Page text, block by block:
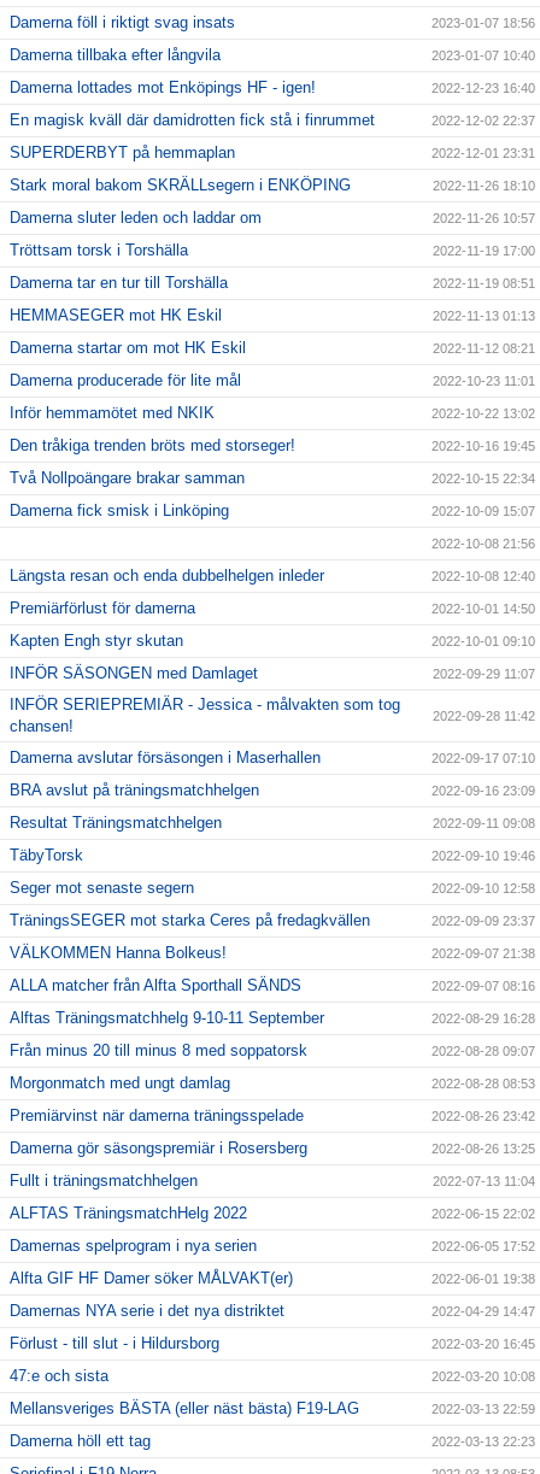
Damerna föll i riktigt svag insats 2023-01-07 18:56
Damerna tillbaka efter långvila 2023-01-07 10:40
Damerna lottades mot Enköpings HF - igen! 2022-12-23 16:40
En magisk kväll där damidrotten fick stå i finrummet 2022-12-02 22:37
SUPERDERBYT på hemmaplan 2022-12-01 23:31
Stark moral bakom SKRÄLLsegern i ENKÖPING 2022-11-26 18:10
Damerna sluter leden och laddar om 2022-11-26 10:57
Tröttsam torsk i Torshälla 2022-11-19 17:00
Damerna tar en tur till Torshälla 2022-11-19 08:51
HEMMASEGER mot HK Eskil 2022-11-13 01:13
Damerna startar om mot HK Eskil 2022-11-12 08:21
Damerna producerade för lite mål 2022-10-23 11:01
Inför hemmamötet med NKIK 2022-10-22 13:02
Den tråkiga trenden bröts med storseger! 2022-10-16 19:45
Två Nollpoängare brakar samman 2022-10-15 22:34
Damerna fick smisk i Linköping 2022-10-09 15:07
2022-10-08 21:56
Längsta resan och enda dubbelhelgen inleder 2022-10-08 12:40
Premiärförlust för damerna 2022-10-01 14:50
Kapten Engh styr skutan 2022-10-01 09:10
INFÖR SÄSONGEN med Damlaget 2022-09-29 11:07
INFÖR SERIEPREMIÄR - Jessica - målvakten som tog
chansen!
2022-09-28 11:42
Damerna avslutar försäsongen i Maserhallen 2022-09-17 07:10
BRA avslut på träningsmatchhelgen 2022-09-16 23:09
Resultat Träningsmatchhelgen 2022-09-11 09:08
TäbyTorsk 2022-09-10 19:46
Seger mot senaste segern 2022-09-10 12:58
TräningsSEGER mot starka Ceres på fredagkvällen 2022-09-09 23:37
VÄLKOMMEN Hanna Bolkeus! 2022-09-07 21:38
ALLA matcher från Alfta Sporthall SÄNDS 2022-09-07 08:16
Alftas Träningsmatchhelg 9-10-11 September 2022-08-29 16:28
Från minus 20 till minus 8 med soppatorsk 2022-08-28 09:07
Morgonmatch med ungt damlag 2022-08-28 08:53
Premiärvinst när damerna träningsspelade 2022-08-26 23:42
Damerna gör säsongspremiär i Rosersberg 2022-08-26 13:25
Fullt i träningsmatchhelgen 2022-07-13 11:04
ALFTAS TräningsmatchHelg 2022 2022-06-15 22:02
Damernas spelprogram i nya serien 2022-06-05 17:52
Alfta GIF HF Damer söker MÅLVAKT(er) 2022-06-01 19:38
Damernas NYA serie i det nya distriktet 2022-04-29 14:47
Förlust - till slut - i Hildursborg 2022-03-20 16:45
47:e och sista 2022-03-20 10:08
Mellansveriges BÄSTA (eller näst bästa) F19-LAG 2022-03-13 22:59
Damerna höll ett tag 2022-03-13 22:23